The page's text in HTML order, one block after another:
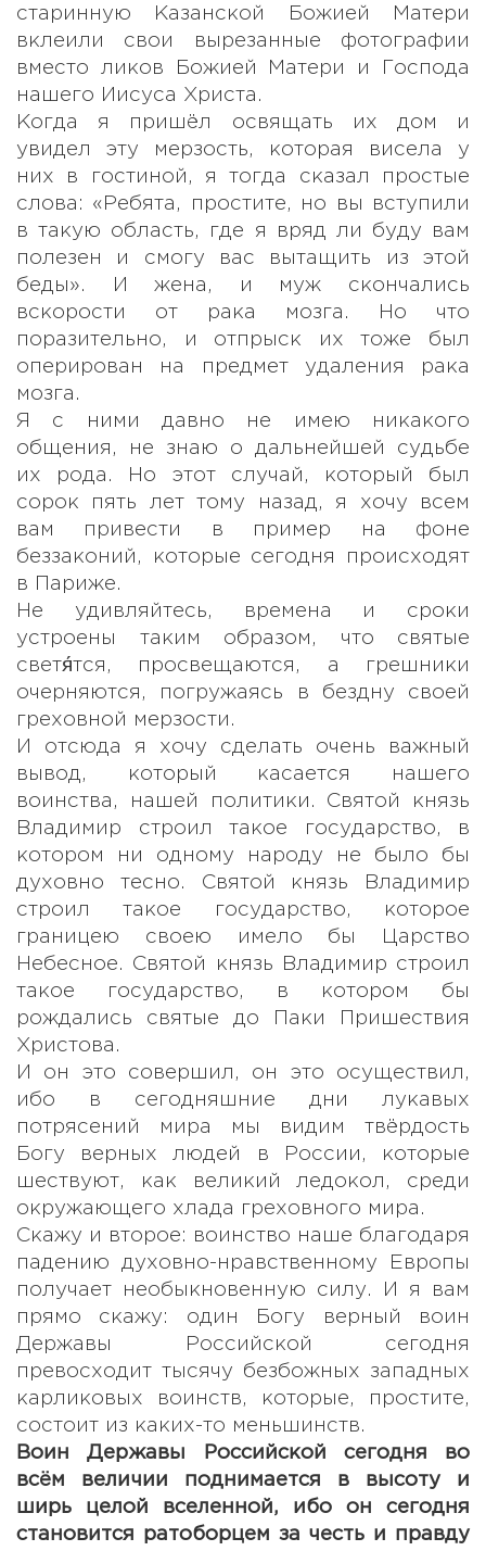
старинную Казанской Божией Матери
вклеили свои вырезанные фотографии
вместо ликов Божией Матери и Господа
нашего Иисуса Христа.
Когда я пришёл освящать их дом и
увидел эту мерзость, которая висела у
них в гостиной, я тогда сказал простые
слова: «Ребята, простите, но вы вступили
в такую область, где я вряд ли буду вам
полезен и смогу вас вытащить из этой
беды». И жена, и муж скончались
вскорости от рака мозга. Но что
поразительно, и отпрыск их тоже был
оперирован на предмет удаления рака
мозга.
Я с ними давно не имею никакого
общения, не знаю о дальнейшей судьбе
их рода. Но этот случай, который был
сорок пять лет тому назад, я хочу всем
вам привести в пример на фоне
беззаконий, которые сегодня происходят
в Париже.
Не удивляйтесь, времена и сроки
устроены таким образом, что святые
светя́тся, просвещаются, а грешники
очерняются, погружаясь в бездну своей
греховной мерзости.
И отсюда я хочу сделать очень важный
вывод, который касается нашего
воинства, нашей политики. Святой князь
Владимир строил такое государство, в
котором ни одному народу не было бы
духовно тесно. Святой князь Владимир
строил такое государство, которое
границею своею имело бы Царство
Небесное. Святой князь Владимир строил
такое государство, в котором бы
рождались святые до Паки Пришествия
Христова.
И он это совершил, он это осуществил,
ибо в сегодняшние дни лукавых
потрясений мира мы видим твёрдость
Богу верных людей в России, которые
шествуют, как великий ледокол, среди
окружающего хлада греховного мира.
Скажу и второе: воинство наше благодаря
падению духовно-нравственному Европы
получает необыкновенную силу. И я вам
прямо скажу: один Богу верный воин
Державы Российской сегодня
превосходит тысячу безбожных западных
карликовых воинств, которые, простите,
состоит из каких-то меньшинств.
Воин Державы Российской сегодня во
всём величии поднимается в высоту и
ширь целой вселенной, ибо он сегодня
становится ратоборцем за честь и правду